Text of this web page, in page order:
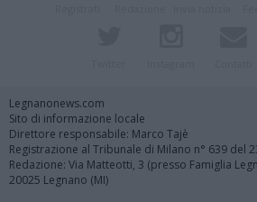
Legnanonews.com
Sito di informazione locale
Direttore responsabile: Marco Tajè
Registrazione al Tribunale di Milano n° 639 del
Redazione: Via Matteotti, 3 (presso Famiglia
20025 Legnano (MI)